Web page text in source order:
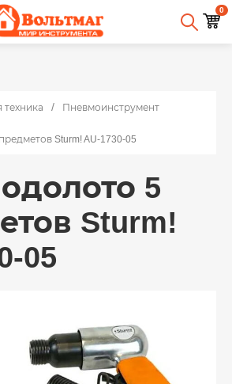
0
техника
Пневмоинструмент
Sturm! AU-1730-05
5
Sturm!
05